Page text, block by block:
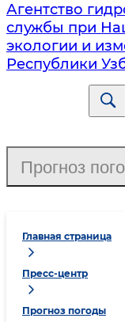
Агентство
службы при
экологии и
Республики
Главная страница
Пресс-центр
Прогноз погоды
Прогноз